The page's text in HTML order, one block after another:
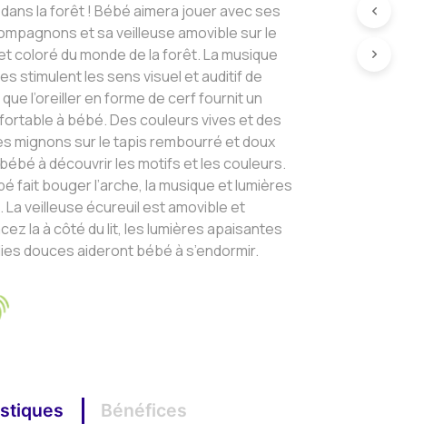
la forêt ! Bébé aimera jouer avec ses
et sa veilleuse amovible sur le
coloré du monde de la forêt. La musique
stimulent les sens visuel et auditif de
l’oreiller en forme de cerf fournit un
à bébé. Des couleurs vives et des
mignons sur le tapis rembourré et doux
à découvrir les motifs et les couleurs.
fait bouger l’arche, la musique et lumières
La veilleuse écureuil est amovible et
la à côté du lit, les lumières apaisantes
douces aideront bébé à s’endormir.
Bénéfices